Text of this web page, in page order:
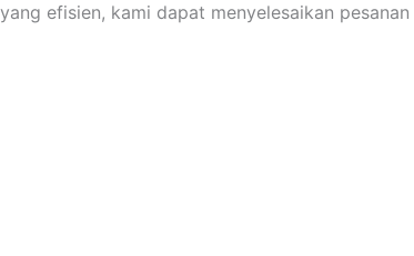
efisien, kami dapat menyelesaikan